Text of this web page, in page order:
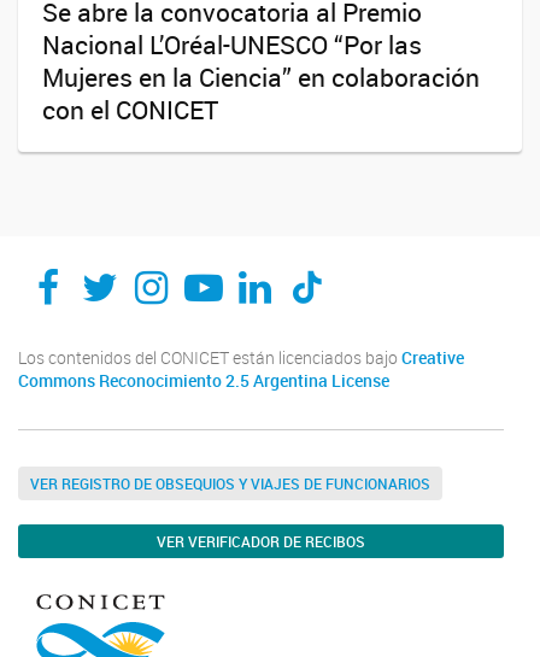
Se abre la convocatoria al Premio
Nacional L’Oréal-UNESCO “Por las
Mujeres en la Ciencia” en colaboración
con el CONICET
Los contenidos del CONICET están licenciados bajo Creative
Commons Reconocimiento 2.5 Argentina License
VER REGISTRO DE OBSEQUIOS Y VIAJES DE FUNCIONARIOS
VER VERIFICADOR DE RECIBOS